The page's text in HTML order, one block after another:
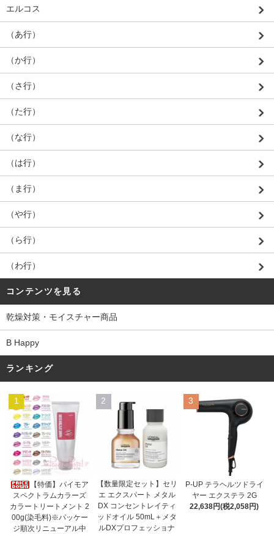
エルコス
（あ行）
（か行）
（さ行）
（た行）
（な行）
（は行）
（ま行）
（や行）
（ら行）
（わ行）
コンテンツを見る
乾燥対策・モイスチャー商品
B Happy
ランキング
1
【特価】パイモア
スペクトラムカラーズ
カラートリートメント 2
00g(染毛料)※パッケー
ジ順次リニューアル中
2
【数量限定セット】セリ
エ エクスパート メタル
DX コンセントレイティ
ッドオイル 50mL＋メタ
ルDXプロフェッショナ
3
P-UP テラヘルツドライ
ヤー エクステラ 2G
22,638円(税2,058円)